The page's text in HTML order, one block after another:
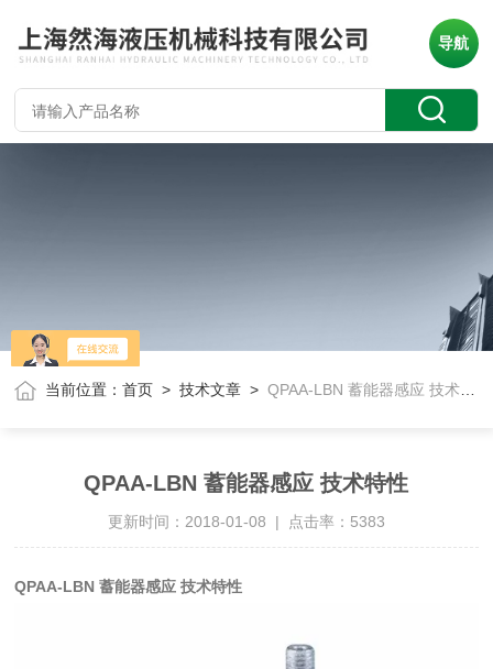
导航
当前位置：首页 >技术文章 >QPAA-LBN 蓄能器感应 技术特性
QPAA-LBN 蓄能器感应 技术特性
更新时间：2018-01-08 | 点击率：5383
QPAA-LBN 蓄能器感应 技术特性